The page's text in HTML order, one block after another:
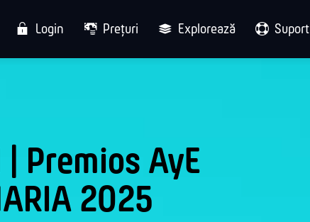
Login Prețuri Explorează Suport
Premios AyE
2025